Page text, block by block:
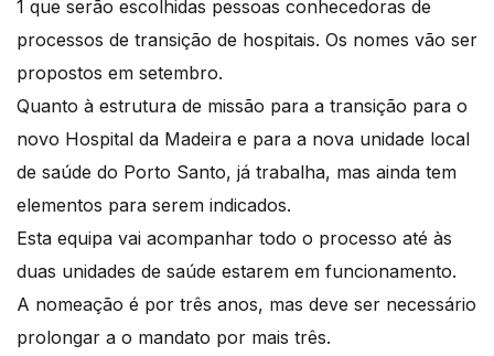
1 que serão escolhidas pessoas conhecedoras de
processos de transição de hospitais. Os nomes vão ser
propostos em setembro.
Quanto à estrutura de missão para a transição para o
novo Hospital da Madeira e para a nova unidade local
de saúde do Porto Santo, já trabalha, mas ainda tem
elementos para serem indicados.
Esta equipa vai acompanhar todo o processo até às
duas unidades de saúde estarem em funcionamento.
A nomeação é por três anos, mas deve ser necessário
prolongar a o mandato por mais três.